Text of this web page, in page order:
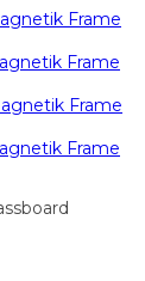
Frame
Frame
Frame
Frame